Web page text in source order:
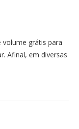
grátis para
Afinal, em diversas